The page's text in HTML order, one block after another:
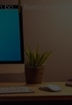
Eigen moestuin met bloeiende plantjes en bomen Beste